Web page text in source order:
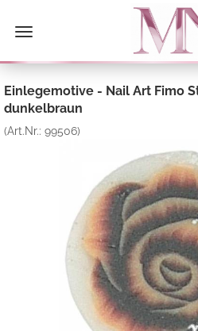
Einlegemotive - Nail Art Fimo
dunkelbraun
(Art.Nr.: 99506)